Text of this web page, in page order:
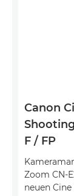
Canon
F / FP
Zoom CN-
neuen